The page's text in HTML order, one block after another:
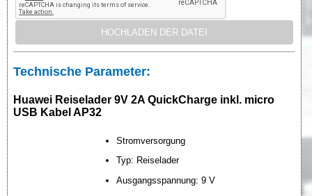
Technische Parameter:
Huawei Reiselader 9V 2A QuickCharge inkl. micro
USB Kabel AP32
Stromversorgung
Typ: Reiselader
Ausgangsspannung: 9 V